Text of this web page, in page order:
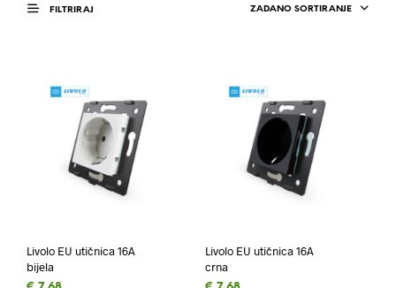
FILTRIRAJ ZADANO SORTIRANJE
Livolo EU utičnica 16A
bijela
Livolo EU utičnica 16A
crna